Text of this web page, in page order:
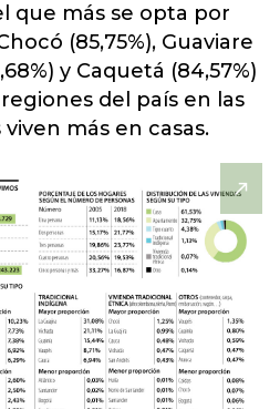
que más se opta por
(85,75%), Guaviare
y Caquetá (84,57%)
del país en las
más en casas.